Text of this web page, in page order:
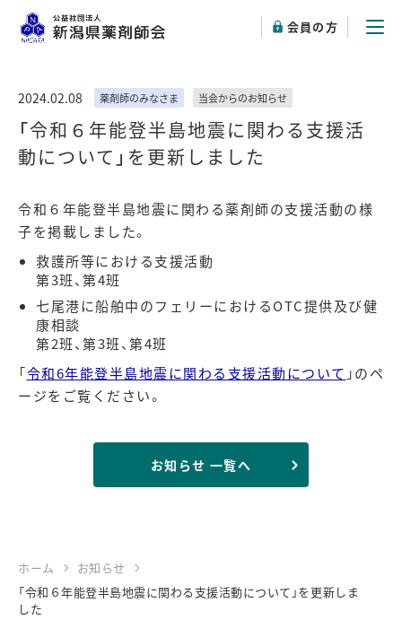
会員の方
「令和６年能登半島地震に関わる支援活
動について」を更新しました
2024.02.08 薬剤師のみなさま 当会からのお知らせ
令和６年能登半島地震に関わる薬剤師の支援活動の様
子を掲載しました。
救護所等における支援活動
第3班、第4班
七尾港に船舶中のフェリーにおけるOTC提供及び健
康相談
第2班、第3班、第4班
「令和6年能登半島地震に関わる支援活動について 」のペ
ージをご覧ください。
お知らせ 一覧へ
ホーム
お知らせ
「令和６年能登半島地震に関わる支援活動について」を更新しま
した